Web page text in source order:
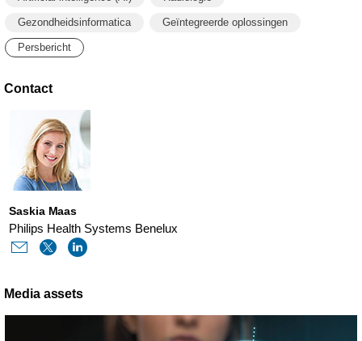
Gezondheidsinformatica Geïntegreerde oplossingen
Persbericht
Contact
Saskia Maas
Philips Health Systems Benelux
Media assets